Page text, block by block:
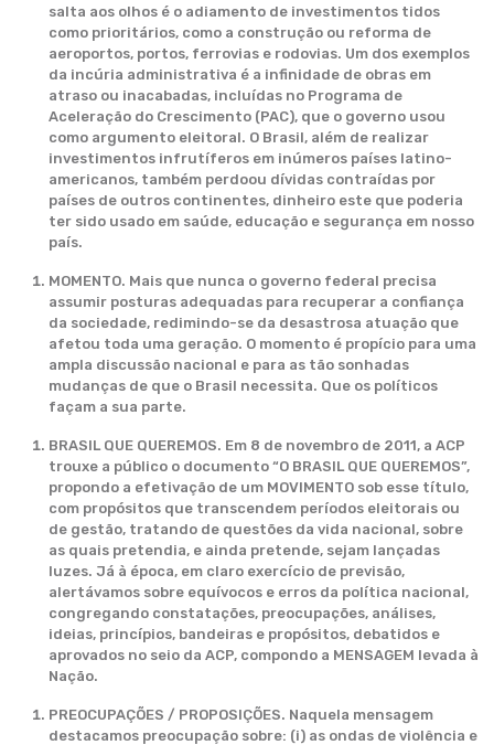
salta aos olhos é o adiamento de investimentos tidos
como prioritários, como a construção ou reforma de
aeroportos, portos, ferrovias e rodovias. Um dos exemplos
da incúria administrativa é a infinidade de obras em
atraso ou inacabadas, incluídas no Programa de
Aceleração do Crescimento (PAC), que o governo usou
como argumento eleitoral. O Brasil, além de realizar
investimentos infrutíferos em inúmeros países latino-
americanos, também perdoou dívidas contraídas por
países de outros continentes, dinheiro este que poderia
ter sido usado em saúde, educação e segurança em nosso
país.
MOMENTO. Mais que nunca o governo federal precisa
assumir posturas adequadas para recuperar a confiança
da sociedade, redimindo-se da desastrosa atuação que
afetou toda uma geração. O momento é propício para uma
ampla discussão nacional e para as tão sonhadas
mudanças de que o Brasil necessita. Que os políticos
façam a sua parte.
BRASIL QUE QUEREMOS. Em 8 de novembro de 2011, a ACP
trouxe a público o documento “O BRASIL QUE QUEREMOS”,
propondo a efetivação de um MOVIMENTO sob esse título,
com propósitos que transcendem períodos eleitorais ou
de gestão, tratando de questões da vida nacional, sobre
as quais pretendia, e ainda pretende, sejam lançadas
luzes. Já à época, em claro exercício de previsão,
alertávamos sobre equívocos e erros da política nacional,
congregando constatações, preocupações, análises,
ideias, princípios, bandeiras e propósitos, debatidos e
aprovados no seio da ACP, compondo a MENSAGEM levada à
Nação.
PREOCUPAÇÕES / PROPOSIÇÕES. Naquela mensagem
destacamos preocupação sobre: (i) as ondas de violência e